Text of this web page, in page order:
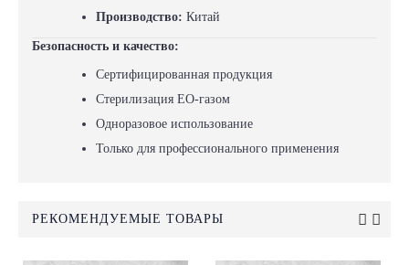
Производство: Китай
Безопасность и качество:
Сертифицированная продукция
Стерилизация EO-газом
Одноразовое использование
Только для профессионального применения
РЕКОМЕНДУЕМЫЕ ТОВАРЫ